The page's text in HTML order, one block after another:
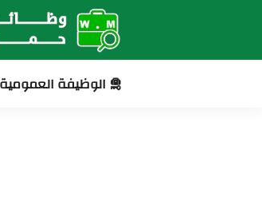
🛅 الوظيفة العمومية